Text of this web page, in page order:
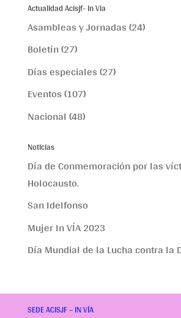
Actualidad Acisjf- In Via
Asambleas y Jornadas(24)
Boletín(27)
Días especiales(27)
Eventos(107)
Nacional(48)
Noticias
Día de Conmemoración por las
Holocausto.
San Idelfonso
Mujer In VÍA 2023
Día Mundial de la Lucha contra la
SEDE ACISJF – IN VÍA